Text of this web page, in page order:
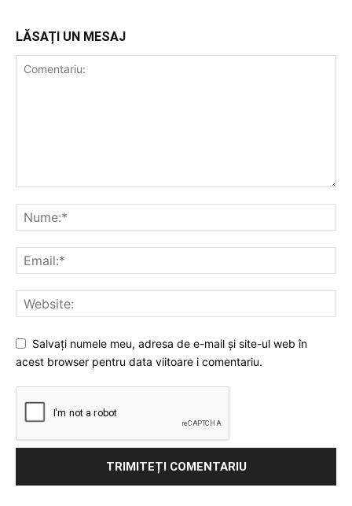
LĂSAȚI UN MESAJ
Salvați numele meu, adresa de e-mail și site-ul web în
acest browser pentru data viitoare i comentariu.